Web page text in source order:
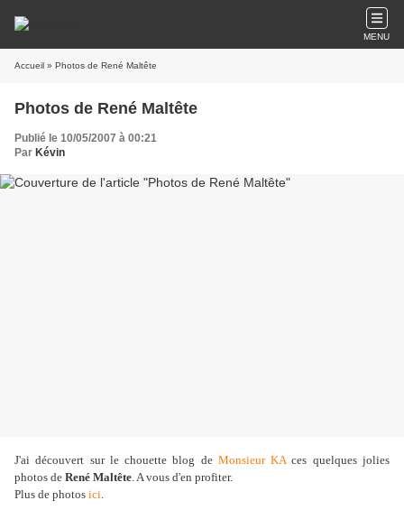
MENU
Accueil » Photos de René Maltête
Photos de René Maltête
Publié le 10/05/2007 à 00:21
Par Kévin
J'ai découvert sur le chouette blog de Monsieur KAces quelques jolies
photos de René Maltête. A vous d'en profiter.
Plus de photos ici.